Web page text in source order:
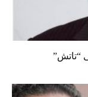
“تاتش”